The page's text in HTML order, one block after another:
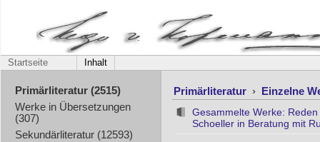
Startseite Inhalt
Primärliteratur (2515)
Werke in Übersetzungen
(307)
Sekundärliteratur (12593)
Primärliteratur › Einzelne
Gesammelte Werke:
Schoeller in Beratung mit